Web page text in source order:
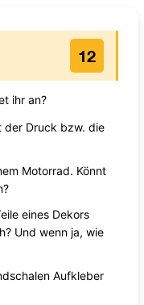
12
ihr an?
der Druck bzw. die
Motorrad. Könnt
eines Dekors
Und wenn ja, wie
Aufkleber